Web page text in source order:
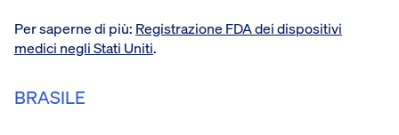
Per saperne di più: Registrazione FDA dei dispositivi
medici negli Stati Uniti.
BRASILE